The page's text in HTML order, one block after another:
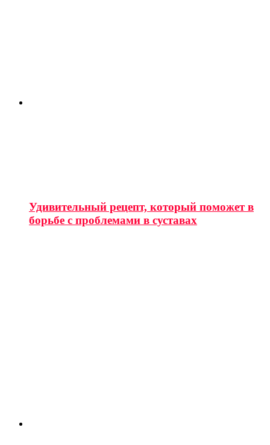
Удивительный рецепт, который поможет в
борьбе с проблемами в суставах